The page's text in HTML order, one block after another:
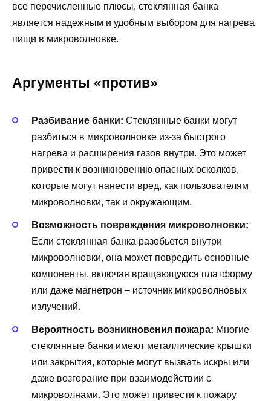
все перечисленные плюсы, стеклянная банка
является надежным и удобным выбором для нагрева
пищи в микроволновке.
Аргументы «против»
Разбивание банки: Стеклянные банки могут
разбиться в микроволновке из-за быстрого
нагрева и расширения газов внутри. Это может
привести к возникновению опасных осколков,
которые могут нанести вред, как пользователям
микроволновки, так и окружающим.
Возможность повреждения микроволновки:
Если стеклянная банка разобьется внутри
микроволновки, она может повредить основные
компоненты, включая вращающуюся платформу
или даже магнетрон – источник микроволновых
излучений.
Вероятность возникновения пожара: Многие
стеклянные банки имеют металлические крышки
или закрытия, которые могут вызвать искры или
даже возгорание при взаимодействии с
микроволнами. Это может привести к пожару